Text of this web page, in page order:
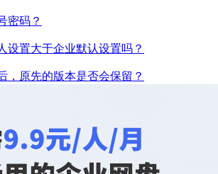
密码？
设置大于企业默认设置吗？
，原先的版本是否会保留？